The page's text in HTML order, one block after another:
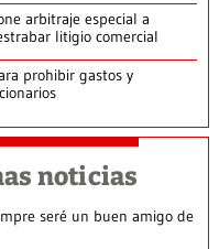
arbitraje especial a
litigio comercial
prohibir gastos y
noticias
seré un buen amigo de